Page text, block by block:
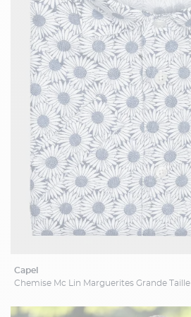
capel
Chemise Mc Lin Marguerites Grande Taille